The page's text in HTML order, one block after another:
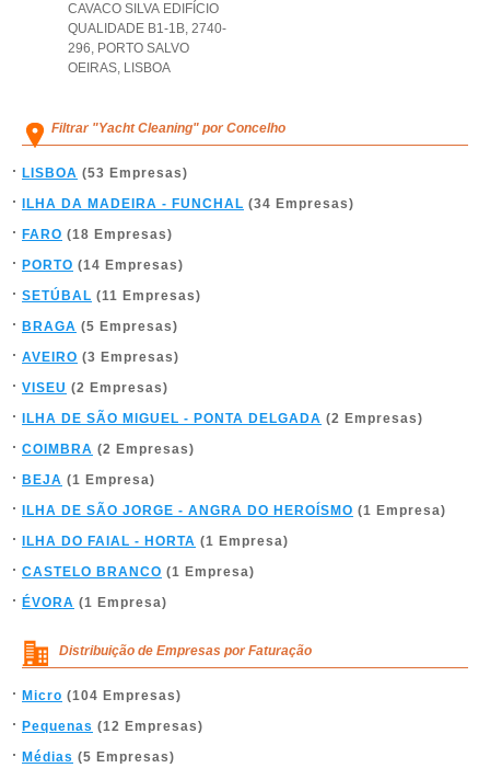
CAVACO SILVA EDIFÍCIO
QUALIDADE B1-1B, 2740-
296, PORTO SALVO
OEIRAS, LISBOA
Filtrar "Yacht Cleaning" por Concelho
LISBOA (53 Empresas)
ILHA DA MADEIRA - FUNCHAL (34 Empresas)
FARO (18 Empresas)
PORTO (14 Empresas)
SETÚBAL (11 Empresas)
BRAGA (5 Empresas)
AVEIRO (3 Empresas)
VISEU (2 Empresas)
ILHA DE SÃO MIGUEL - PONTA DELGADA (2 Empresas)
COIMBRA (2 Empresas)
BEJA (1 Empresa)
ILHA DE SÃO JORGE - ANGRA DO HEROÍSMO (1 Empresa)
ILHA DO FAIAL - HORTA (1 Empresa)
CASTELO BRANCO (1 Empresa)
ÉVORA (1 Empresa)
Distribuição de Empresas por Faturação
Micro (104 Empresas)
Pequenas (12 Empresas)
Médias (5 Empresas)